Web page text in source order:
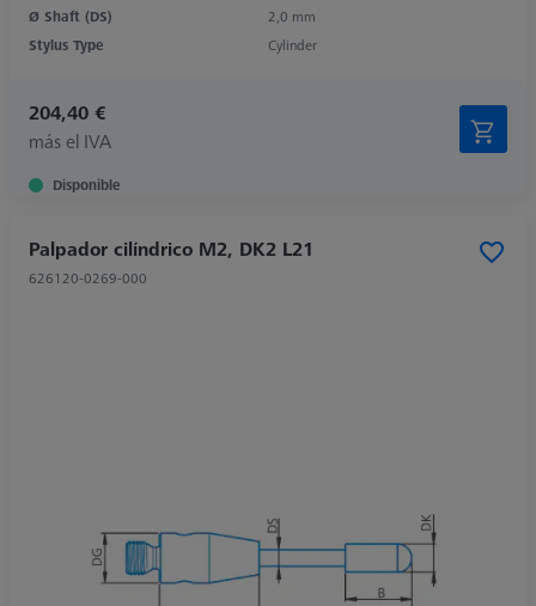
Ø Shaft (DS)
2,0 mm
Stylus Type
Cylinder
204,40 €
más el IVA
Disponible
Palpador cilíndrico M2, DK2 L21
626120-0269-000